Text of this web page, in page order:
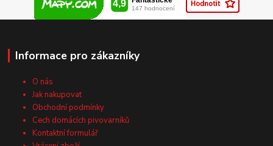
Informace pro zákazníky
O nás
Jak nakupovat
Obchodní podmínky
Cech domácích pivovarníků
Kontaktní formulář